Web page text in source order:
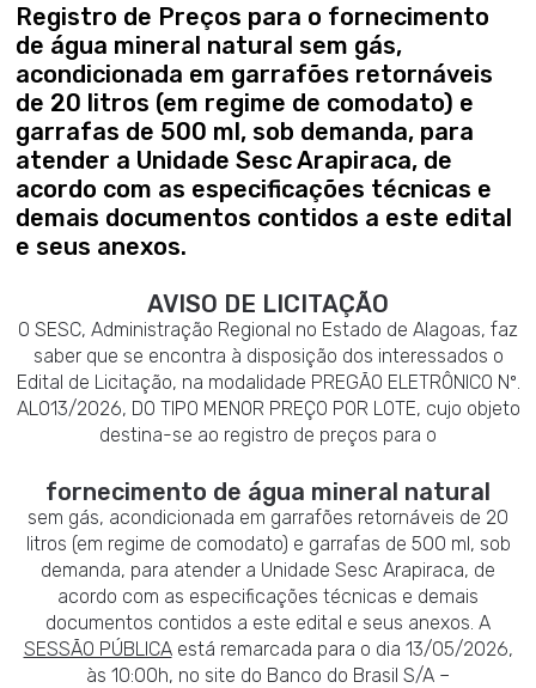
Registro de Preços para o fornecimento
de água mineral natural sem gás,
acondicionada em garrafões retornáveis
de 20 litros (em regime de comodato) e
garrafas de 500 ml, sob demanda, para
atender a Unidade Sesc Arapiraca, de
acordo com as especificações técnicas e
demais documentos contidos a este edital
e seus anexos.
AVISO DE LICITAÇÃO
O SESC, Administração Regional no Estado de Alagoas, faz
saber que se encontra à disposição dos interessados o
Edital de Licitação, na modalidade PREGÃO ELETRÔNICO Nº.
AL013/2026, DO TIPO MENOR PREÇO POR LOTE, cujo objeto
destina-se ao registro de preços para o
fornecimento de água mineral natural
sem gás, acondicionada em garrafões retornáveis de 20
litros (em regime de comodato) e garrafas de 500 ml, sob
demanda, para atender a Unidade Sesc Arapiraca, de
acordo com as especificações técnicas e demais
documentos contidos a este edital e seus anexos. A
SESSÃO PÚBLICAestá remarcada para o dia 13/05/2026,
às 10:00h, no site do Banco do Brasil S/A –